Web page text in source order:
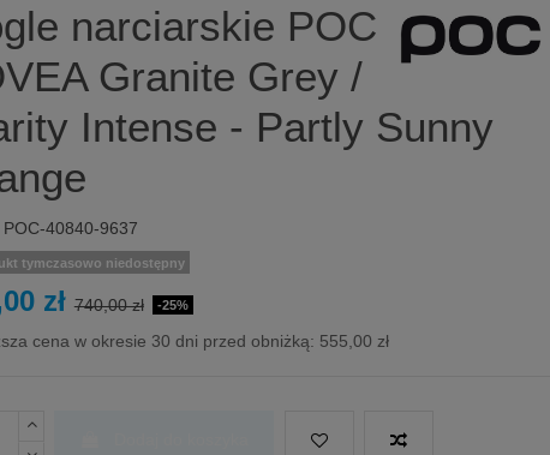
narciarskie POC
Granite Grey /
Intense - Partly Sunny
POC-40840-9637
tymczasowo niedostępny
zł 740,00 zł -25%
cena w okresie 30 dni przed obniżką: 555,00 zł